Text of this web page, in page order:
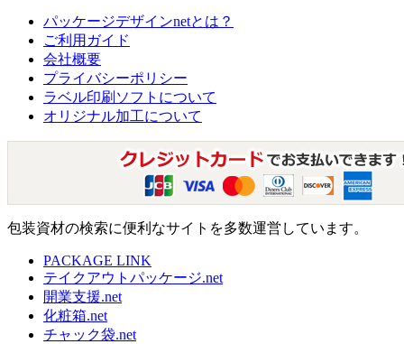
パッケージデザインnetとは？
ご利用ガイド
会社概要
プライバシーポリシー
ラベル印刷ソフトについて
オリジナル加工について
包装資材の検索に便利なサイトを多数運営しています。
PACKAGE LINK
テイクアウトパッケージ.net
開業支援.net
化粧箱.net
チャック袋.net